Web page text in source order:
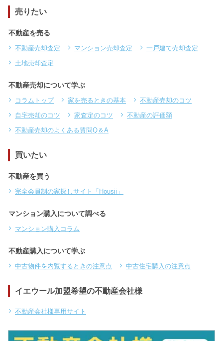
売りたい
不動産を売る
不動産売却査定 マンション売却査定
一戸建て売却査定
土地売却査定
不動産売却について学ぶ
コラムトップ 家を売るときの基本
不動産売却のコツ
自宅売却のコツ
家査定のコツ
不動産の評価額
不動産売却のよくある質問Q＆A
買いたい
不動産を買う
完全会員制の家探しサイト「Housii」
マンション購入について調べる
マンション購入コラム
不動産購入について学ぶ
中古物件を内覧するときの注意点 中古住宅購入の注意点
イエウール加盟希望の不動産会社様
不動産会社様専用サイト